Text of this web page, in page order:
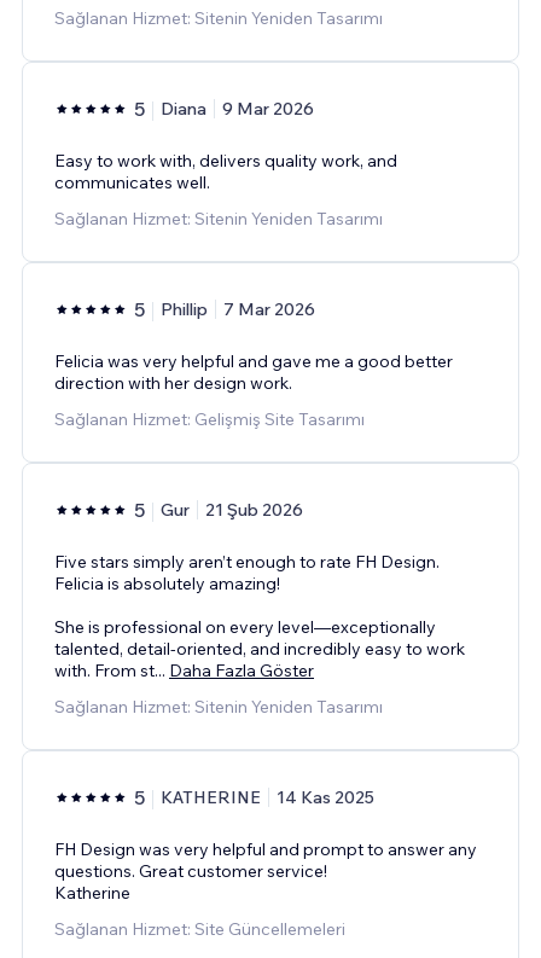
Sağlanan Hizmet: Sitenin Yeniden Tasarımı
5 Diana 9 Mar 2026
Easy to work with, delivers quality work, and
communicates well.
Sağlanan Hizmet: Sitenin Yeniden Tasarımı
5 Phillip 7 Mar 2026
Felicia was very helpful and gave me a good better
direction with her design work.
Sağlanan Hizmet: Gelişmiş Site Tasarımı
5 Gur 21 Şub 2026
Five stars simply aren’t enough to rate FH Design.
Felicia is absolutely amazing!
She is professional on every level—exceptionally
talented, detail-oriented, and incredibly easy to work
with. From st... Daha Fazla Göster
Sağlanan Hizmet: Sitenin Yeniden Tasarımı
5 KATHERINE 14 Kas 2025
FH Design was very helpful and prompt to answer any
questions. Great customer service!
Katherine
Sağlanan Hizmet: Site Güncellemeleri